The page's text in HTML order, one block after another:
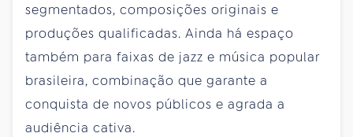
segmentados, composições originais e
produções qualificadas. Ainda há espaço
também para faixas de jazz e música popular
brasileira, combinação que garante a
conquista de novos públicos e agrada a
audiência cativa.